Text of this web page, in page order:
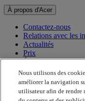
À propos d'Acer
Contactez-nous
Relations avec les
Actualités
Prix
Événements
Développement durable
Développement durable
Nous utilisons des
améliorer la navigation
utilisateur afin de